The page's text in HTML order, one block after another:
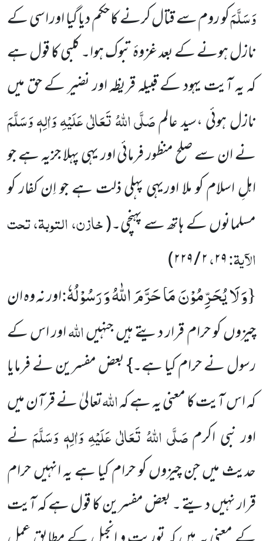
وَسَلَّمَکو روم سے قتال کرنے کا حکم دیا گیا اور اسی کے
نازل ہونے کے بعد غزوۂ تبوک ہوا۔ کلبی کا قول ہے
کہ یہ آیت یہود کے قبیلہ قریظہ اور نضیر کے حق میں
نازل ہوئی ،سید عالمصَلَّی اللہُ تَعَالٰی عَلَیْہِ وَاٰلِہٖ وَسَلَّمَ
نے ان سے صلح منظور فرمائی اور یہی پہلا جزیہ ہے جو
اہلِ اسلام کو ملا اوریہی پہلی ذلت ہے جو اِن کفار کو
مسلمانوں کے ہاتھ سے پہنچی۔(خازن، التوبۃ، تحت
الآیۃ:۲۹،۲ / ۲۲۹ )
{وَ لَا یُحَرِّمُوْنَ مَا حَرَّمَ اللّٰهُ وَ رَسُوْلُهٗ:اور نہ وہ ان
چیزوں کو حرام قرار دیتے ہیں جنہیںاللہاور اس کے
رسول نے حرام کیا ہے۔} بعض مفسرین نے فرمایا
کہ اس آیت کا معنی یہ ہے کہاللہتعالیٰ نے قرآن میں
اور نبی اکرمصَلَّی اللہُ تَعَالٰی عَلَیْہِ وَاٰلِہٖ وَسَلَّمَنے
حدیث میں جن چیزوں کو حرام کیا ہے یہ انہیں حرام
قرار نہیں دیتے ۔ بعض مفسرین کا قول ہے کہ آیت